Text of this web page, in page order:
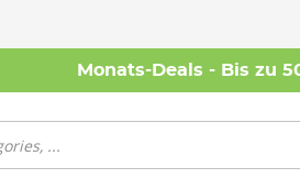
Monats-Deals - Bis zu